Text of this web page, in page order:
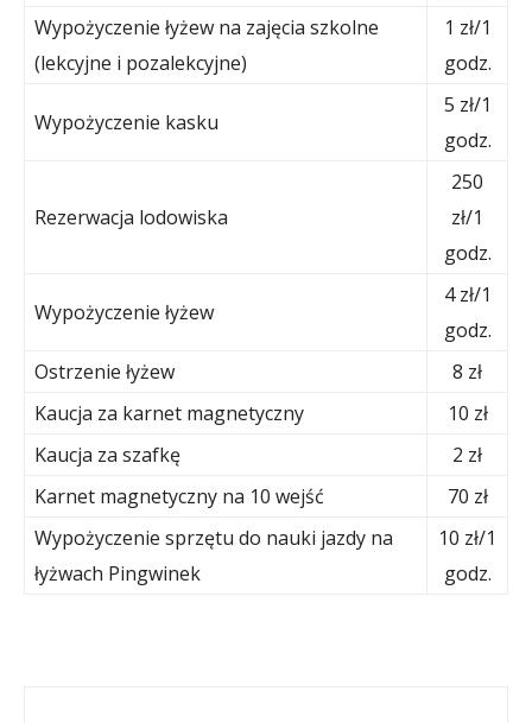
Wypożyczenie łyżew na zajęcia szkolne
(lekcyjne i pozalekcyjne)
1 zł/1
godz.
Wypożyczenie kasku
5 zł/1
godz.
Rezerwacja lodowiska
250
zł/1
godz.
Wypożyczenie łyżew
4 zł/1
godz.
Ostrzenie łyżew
8 zł
Kaucja za karnet magnetyczny
10 zł
Kaucja za szafkę
2 zł
Karnet magnetyczny na 10 wejść
70 zł
Wypożyczenie sprzętu do nauki jazdy na
łyżwach Pingwinek
10 zł/1
godz.